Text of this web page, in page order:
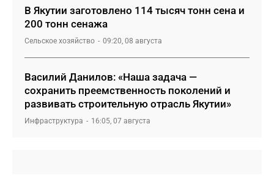
В Якутии заготовлено 114 тысяч тонн сена и
200 тонн сенажа
Сельское хозяйство 09:20, 08 августа
Василий Данилов: «Наша задача —
сохранить преемственность поколений и
развивать строительную отрасль Якутии»
Инфраструктура 16:05, 07 августа